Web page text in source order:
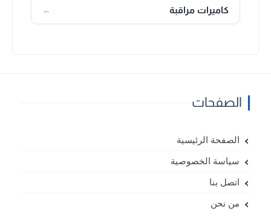
كاميرات مراقبة ←
الصفحات
الصفحة الرئيسية
سياسة الخصوصية
اتصل بنا
من نحن